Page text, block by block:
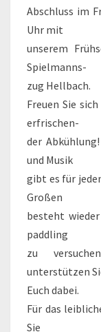
Abschluss im
Uhr mit
unserem
Spielmanns-
zug Hellbach.
Freuen Sie
erfrischen-
der
und Musik
gibt es für
Großen
besteht
paddling
zu
unterstützen
Euch dabei.
Für das
Sie